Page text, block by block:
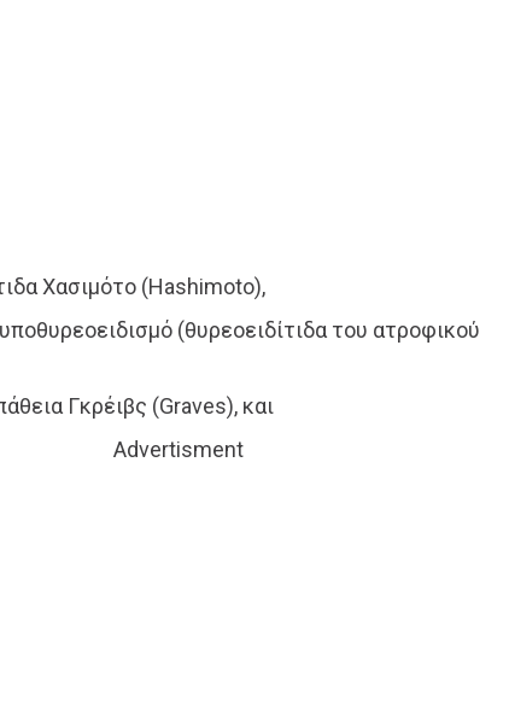
Χασιμότο (Hashimoto),
(θυρεοειδίτιδα του ατροφικού
Γκρέιβς (Graves), και
Advertisment